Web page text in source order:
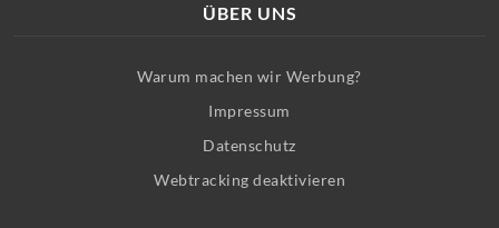
ÜBER UNS
Warum machen wir Werbung?
Impressum
Datenschutz
Webtracking deaktivieren